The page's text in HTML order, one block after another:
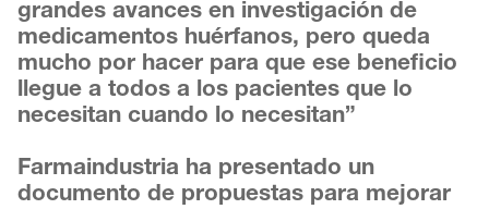
grandes avances en investigación de
medicamentos huérfanos, pero queda
mucho por hacer para que ese beneficio
llegue a todos a los pacientes que lo
necesitan cuando lo necesitan”
Farmaindustria ha presentado un
documento de propuestas para mejorar